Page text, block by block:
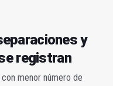
y
registran
menor número de